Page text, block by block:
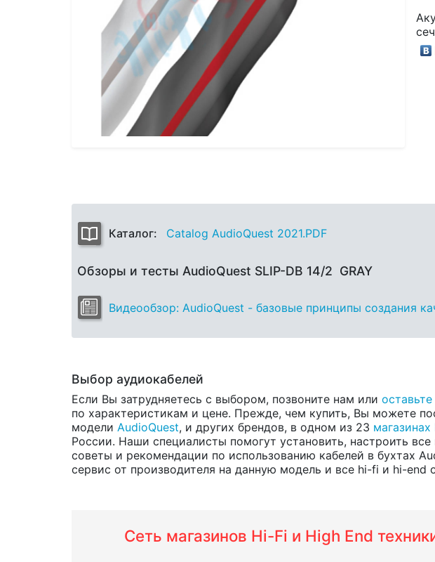
Каталог: Catalog AudioQuest 2021.PDF
Обзоры и тесты AudioQuest SLIP-DB 14/2 GRAY
Видеообзор: AudioQuest - базовые принципы создания
Выбор аудиокабелей
Если Вы затрудняетесь с выбором, позвоните нам или оставьте
по характеристикам и цене. Прежде, чем купить, Вы можете
модели AudioQuest, и других брендов, в одном из 23
России. Наши специалисты помогут установить, настроить
советы и рекомендации по использованию кабелей в бухтах
сервис от производителя на данную модель и все hi-fi и hi-end
Сеть магазинов Hi-Fi и High End